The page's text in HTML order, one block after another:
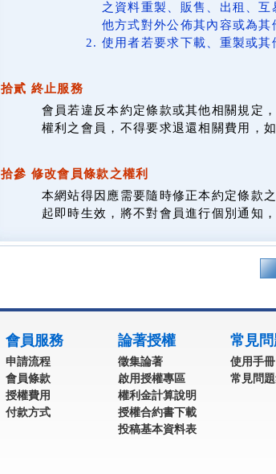
之資料重製、販售、出租、
他方式對外公佈其內容或為其
使用者若要求下載、重製或其
拾貳 終止服務
會員若違反本約定條款或其他相關規定
權利之會員，不得要求退還相關費用，
拾參 修改會員條款之權利
本網站得因應需要隨時修正本約定條款
起即時生效，將不對會員進行個別通知
會員服務
申請流程
會員條款
授權費用
付款方式
論著授權
徵集論著
啟用授權專區
權利金計算說明
授權合約書下載
投稿基本資料表
常見問
使用手冊
常見問